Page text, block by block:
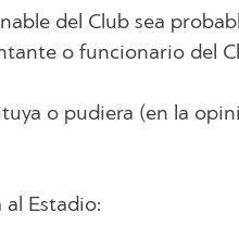
del Club sea
o funcionario del
o pudiera (en la
Estadio: